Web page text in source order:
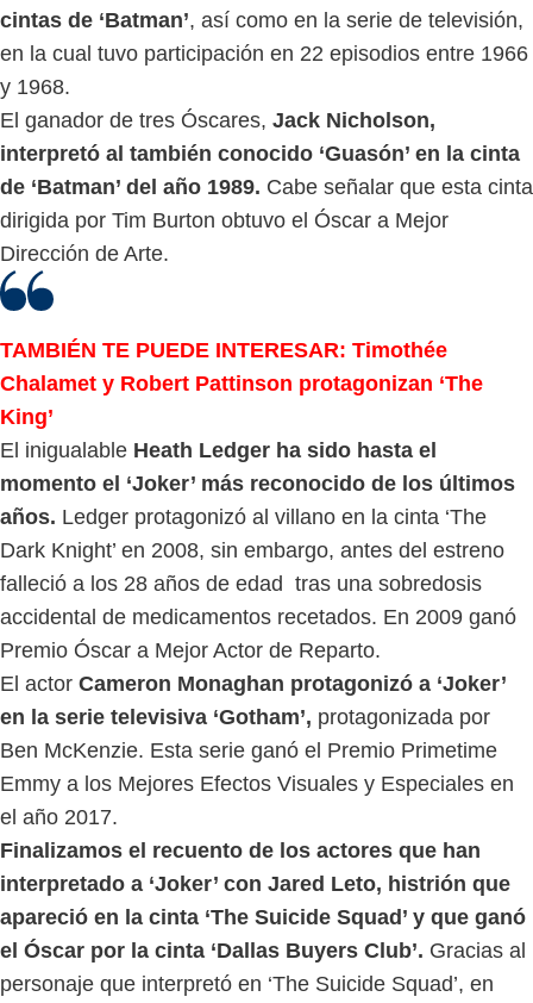
cintas de ‘Batman’, así como en la serie de televisión,
en la cual tuvo participación en 22 episodios entre 1966
y 1968.
El ganador de tres Óscares, Jack Nicholson,
interpretó al también conocido ‘Guasón’ en la cinta
de ‘Batman’ del año 1989. Cabe señalar que esta cinta
dirigida por Tim Burton obtuvo el Óscar a Mejor
Dirección de Arte.
TAMBIÉN TE PUEDE INTERESAR: Timothée
Chalamet y Robert Pattinson protagonizan ‘The
King’
El inigualable Heath Ledger ha sido hasta el
momento el ‘Joker’ más reconocido de los últimos
años. Ledger protagonizó al villano en la cinta ‘The
Dark Knight’ en 2008, sin embargo, antes del estreno
falleció a los 28 años de edad tras una sobredosis
accidental de medicamentos recetados. En 2009 ganó
Premio Óscar a Mejor Actor de Reparto.
El actor Cameron Monaghan protagonizó a ‘Joker’
en la serie televisiva ‘Gotham’, protagonizada por
Ben McKenzie. Esta serie ganó el Premio Primetime
Emmy a los Mejores Efectos Visuales y Especiales en
el año 2017.
Finalizamos el recuento de los actores que han
interpretado a ‘Joker’ con Jared Leto, histrión que
apareció en la cinta ‘The Suicide Squad’ y que ganó
el Óscar por la cinta ‘Dallas Buyers Club’. Gracias al
personaje que interpretó en ‘The Suicide Squad’, en